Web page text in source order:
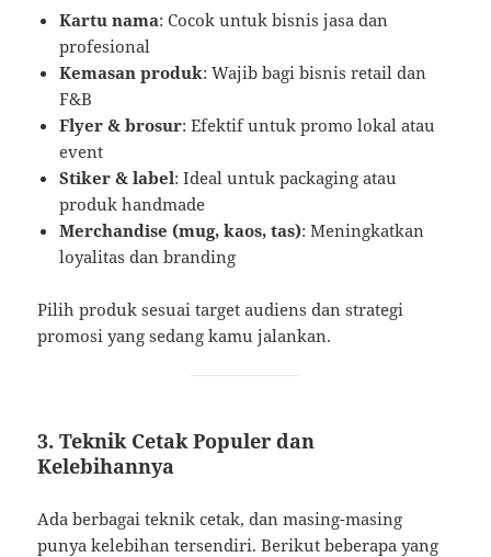
Kartu nama: Cocok untuk bisnis jasa dan
profesional
Kemasan produk: Wajib bagi bisnis retail dan
F&B
Flyer & brosur: Efektif untuk promo lokal atau
event
Stiker & label: Ideal untuk packaging atau
produk handmade
Merchandise (mug, kaos, tas): Meningkatkan
loyalitas dan branding
Pilih produk sesuai target audiens dan strategi
promosi yang sedang kamu jalankan.
3. Teknik Cetak Populer dan
Kelebihannya
Ada berbagai teknik cetak, dan masing-masing
punya kelebihan tersendiri. Berikut beberapa yang